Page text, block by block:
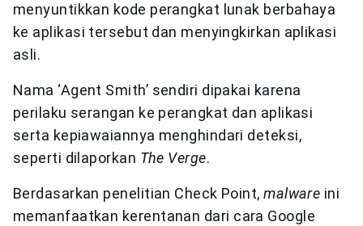
menyuntikkan kode perangkat lunak berbahaya
ke aplikasi tersebut dan menyingkirkan aplikasi
asli.
Nama ‘Agent Smith’ sendiri dipakai karena
perilaku serangan ke perangkat dan aplikasi
serta kepiawaiannya menghindari deteksi,
seperti dilaporkan The Verge.
Berdasarkan penelitian Check Point,malware ini
memanfaatkan kerentanan dari cara Google